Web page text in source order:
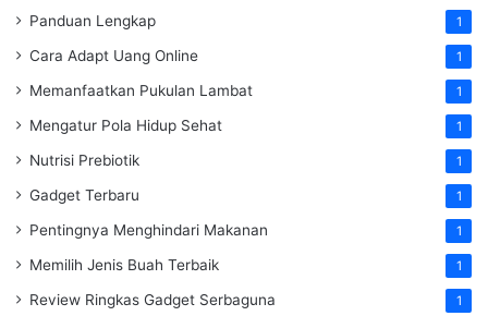
Panduan Lengkap 1
Cara Adapt Uang Online 1
Memanfaatkan Pukulan Lambat 1
Mengatur Pola Hidup Sehat 1
Nutrisi Prebiotik 1
Gadget Terbaru 1
Pentingnya Menghindari Makanan 1
Memilih Jenis Buah Terbaik 1
Review Ringkas Gadget Serbaguna 1